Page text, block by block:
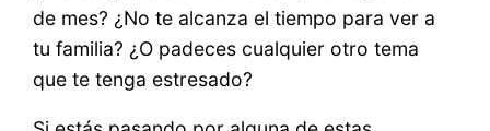
de mes? ¿No te alcanza el tiempo para ver a
tu familia? ¿O padeces cualquier otro tema
que te tenga estresado?